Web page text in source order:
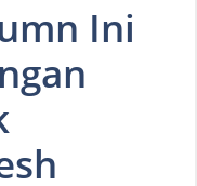
Ini